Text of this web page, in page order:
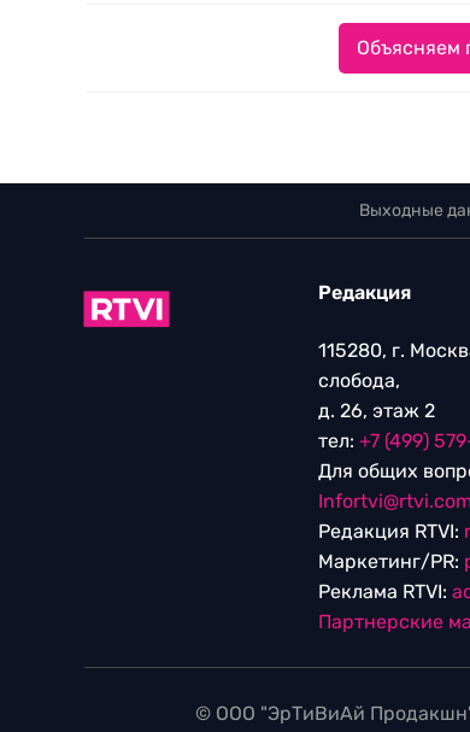
Объясняем
Выходные
Редакция
115280, г.
слобода,
д. 26, этаж 2
тел: +7 (499)
Для общих
Редакция RTVI:
Маркетинг/PR:
Реклама RTVI:
Партнерские
© ООО "ЭрТиВиАй